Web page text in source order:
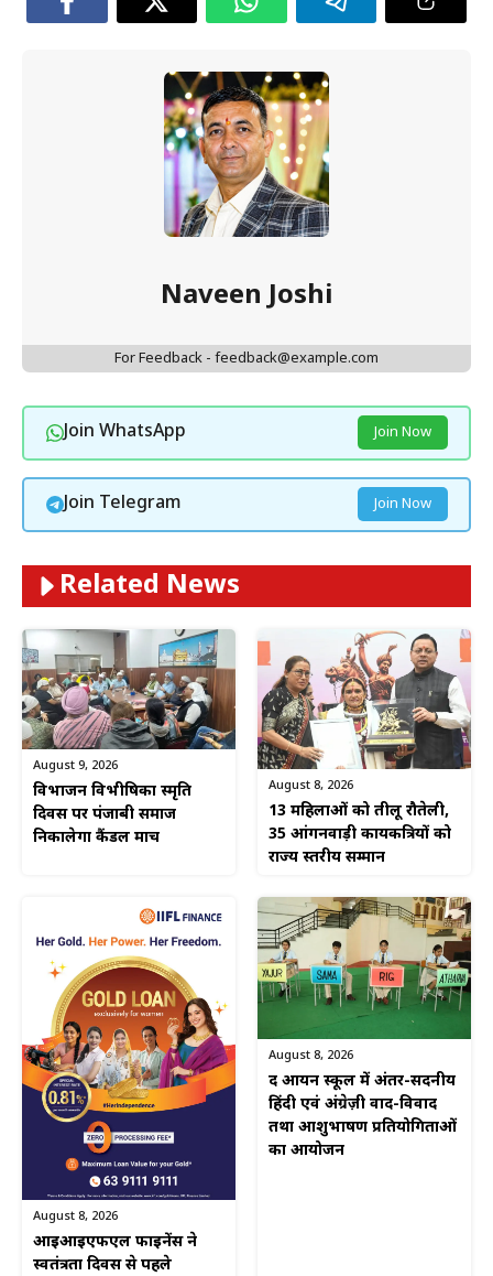
Naveen Joshi
For Feedback - feedback@example.com
Join WhatsApp Join Now
Join Telegram Join Now
Related News
August 9, 2026
विभाजन विभीषिका स्मृति
दिवस पर पंजाबी समाज
निकालेगा कैंडल मार्च
August 8, 2026
13 महिलाओं को तीलू रौतेली,
35 आंगनवाड़ी कार्यकत्रियों को
राज्य स्तरीय सम्मान
August 8, 2026
आईआईएफएल फाइनेंस ने
स्वतंत्रता दिवस से पहले
August 8, 2026
द आर्यन स्कूल में अंतर-सदनीय
हिंदी एवं अंग्रेज़ी वाद-विवाद
तथा आशुभाषण प्रतियोगिताओं
का आयोजन